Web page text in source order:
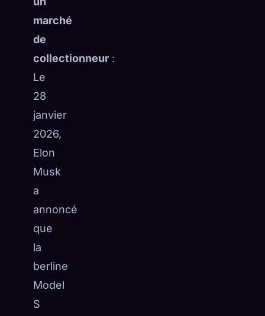
marché
de
collectionneur :
Le
28
janvier
2026,
Elon
Musk
a
annoncé
que
la
berline
Model
S